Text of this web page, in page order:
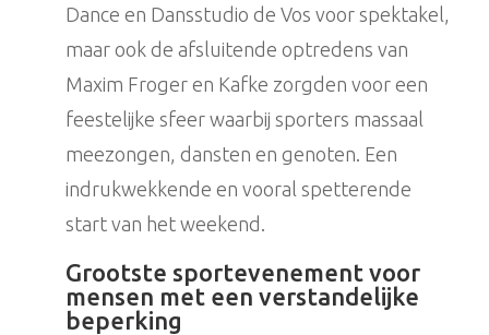
Dance en Dansstudio de Vos voor spektakel,
maar ook de afsluitende optredens van
Maxim Froger en Kafke zorgden voor een
feestelijke sfeer waarbij sporters massaal
meezongen, dansten en genoten. Een
indrukwekkende en vooral spetterende
start van het weekend.
Grootste sportevenement voor
mensen met een verstandelijke
beperking